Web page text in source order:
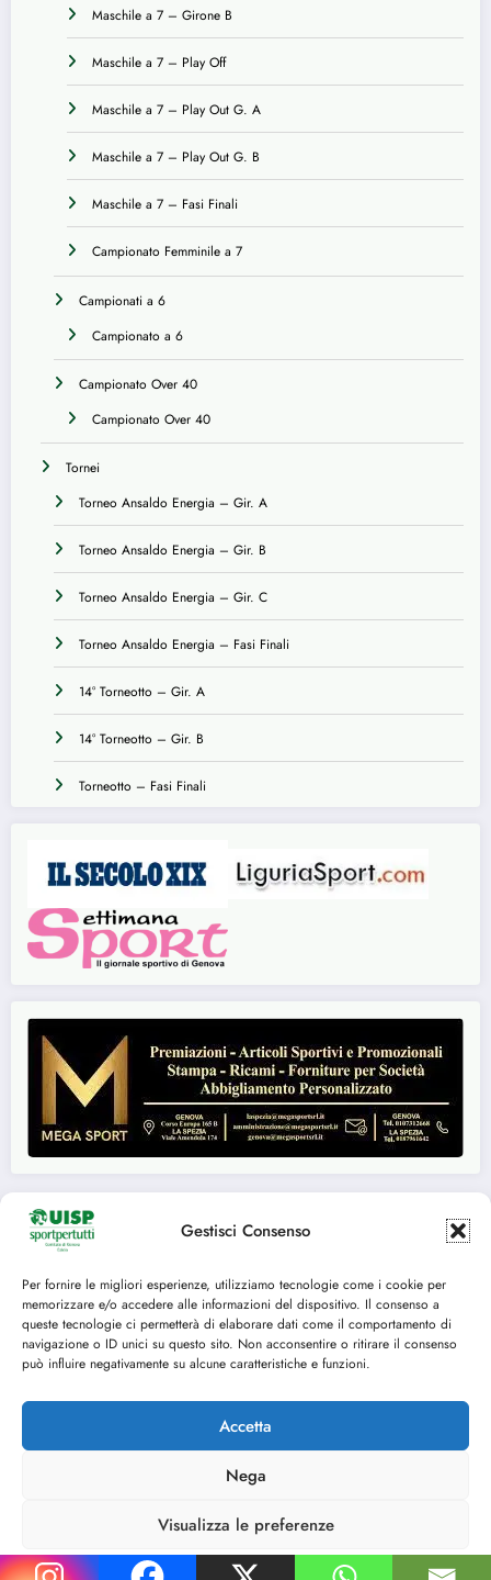
Gestisci Consenso
Per fornire le migliori esperienze, utilizziamo tecnologie come i cookie per
memorizzare e/o accedere alle informazioni del dispositivo. Il consenso a
queste tecnologie ci permetterà di elaborare dati come il comportamento di
navigazione o ID unici su questo sito. Non acconsentire o ritirare il consenso
può influire negativamente su alcune caratteristiche e funzioni.
Accetta
Nega
Visualizza le preferenze
Cookie Policy
Maschile a 7 – Girone B
Maschile a 7 – Play Off
Maschile a 7 – Play Out G. A
Maschile a 7 – Play Out G. B
Maschile a 7 – Fasi Finali
Campionato Femminile a 7
Campionati a 6
Campionato a 6
Campionato Over 40
Campionato Over 40
Tornei
Torneo Ansaldo Energia – Gir. A
Torneo Ansaldo Energia – Gir. B
Torneo Ansaldo Energia – Gir. C
Torneo Ansaldo Energia – Fasi Finali
14° Torneotto – Gir. A
14° Torneotto – Gir. B
Torneotto – Fasi Finali
Seguici su:
FACEBOOK
TWITTER
INSTAGRAM
YOUTUBE
Cookie Policy (UE)
80153870102 - P.IVA 03029350109